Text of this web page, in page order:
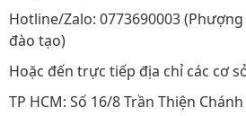
Hotline/Zalo: 0773690003
đào tạo)
Hoặc đến trực tiếp địa chỉ các cơ
TP HCM: Số 16/8 Trần Thiện